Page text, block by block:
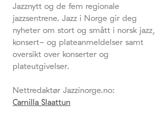
Jazznytt og de fem regionale
jazzsentrene. Jazz i Norge gir deg
nyheter om stort og smått i norsk jazz,
konsert- og plateanmeldelser samt
oversikt over konserter og
plateutgivelser.
Nettredaktør Jazzinorge.no:
Camilla Slaattun